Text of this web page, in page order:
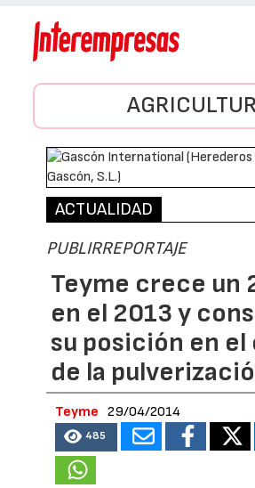
ACTUALIDAD
PUBLIRREPORTAJE
Teyme crece un
en el 2013 y
su posición en el
de la
Teyme 29/04/2014
485